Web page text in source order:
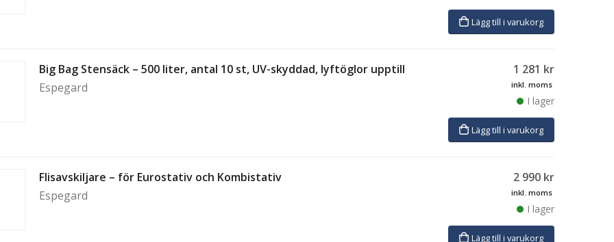
Lägg till i varukorg
Big Bag Stensäck – 500 liter, antal 10 st, UV-skyddad, lyftöglor upptill
Espegard
1 281 kr
inkl. moms
I lager
Lägg till i varukorg
Flisavskiljare – för Eurostativ och Kombistativ
Espegard
2 990 kr
inkl. moms
I lager
Lägg till i varukorg